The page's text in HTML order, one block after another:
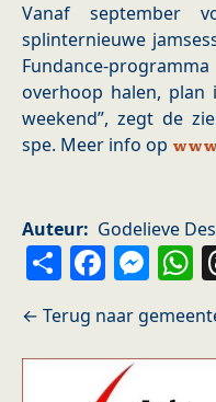
Vanaf september
splinternieuwe
Fundance-
overhoop halen, plan
weekend”, zegt de
spe. Meer info op
Auteur Godelieve
Share